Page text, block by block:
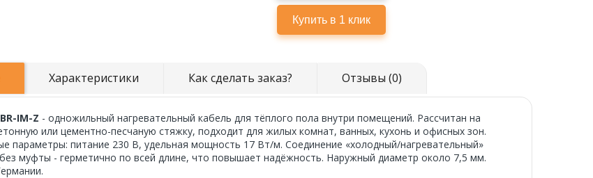
Характеристики Как сделать заказ? Отзывы (0)
IM-Z - одножильный нагревательный кабель для тёплого пола внутри помещений. Рассчитан на
или цементно-песчаную стяжку, подходит для жилых комнат, ванных, кухонь и офисных зон.
параметры: питание 230 В, удельная мощность 17 Вт/м. Соединение «холодный/нагревательный»
муфты - герметично по всей длине, что повышает надёжность. Наружный диаметр около 7,5 мм.